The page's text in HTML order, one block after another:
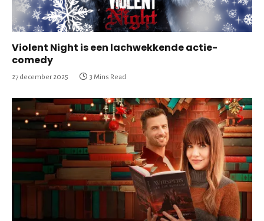
Violent Night is een lachwekkende actie-
comedy
27 december 2025 3 Mins Read